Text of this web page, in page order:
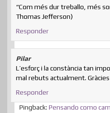
“Com més dur treballo, més
Thomas Jefferson)
Responder
Pilar
L’esforç i la constància tan
mal rebuts actualment.
Responder
Pingback: Pensando como